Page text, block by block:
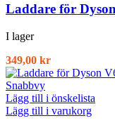
Laddare för
I lager
349,00 kr
Snabbvy
Lägg till i önskelista
Lägg till i varukorg